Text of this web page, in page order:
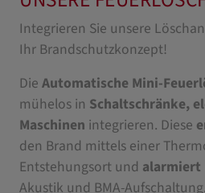
Integrieren Sie unsere
Ihr Brandschutzkonzept!
Die Automatische Mini-
mühelos in Schaltschränke,
Maschinen integrieren. Diese
den Brand mittels einer
Entstehungsort und alarmiert
Akustik und BMA-Aufschaltung.